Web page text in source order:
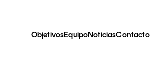
ObjetivosEquipoNoticiasContacto